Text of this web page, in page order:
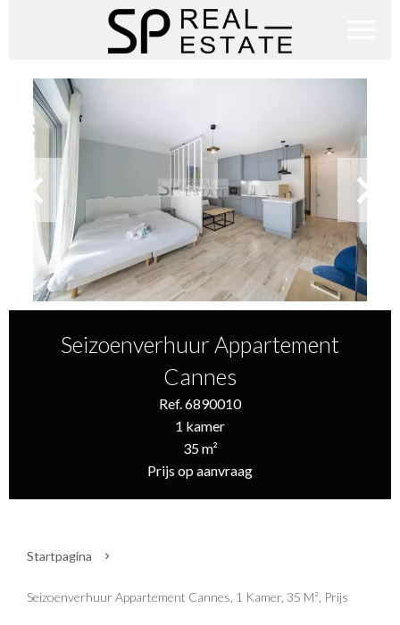
Seizoenverhuur Appartement
Cannes
Ref. 6890010
1 kamer
35 m²
Prijs op aanvraag
Startpagina
Seizoenverhuur Appartement Cannes, 1 Kamer, 35 M², Prijs